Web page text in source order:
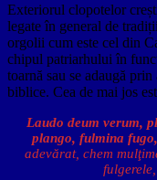
Exteriorul clopotelor
legate în general de
orgolii cum este cel din
chipul patriarhului în
toarnă sau se adaugă
biblice. Cea de mai jos
Laudo deum verum,
plango, fulmina
adevărat, chem